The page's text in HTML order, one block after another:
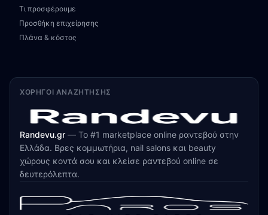
Τι προσφέρουμε
Προσθήκη επιχείρησης
Πλάνα & κόστος
ΧΟΡΗΓΟΊ ΑΝΑΖΉΤΗΣΗΣ
Randevu.gr — Το #1 marketplace online ραντεβού στην
Ελλάδα. Βρες κομμωτήρια, nail salons και beauty
χώρους κοντά σου και κλείσε ραντεβού online σε
δευτερόλεπτα.